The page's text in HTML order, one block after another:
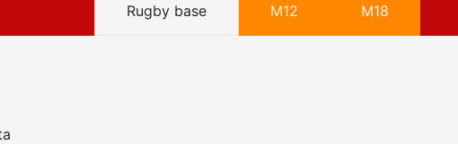
Rugby base M12 M18